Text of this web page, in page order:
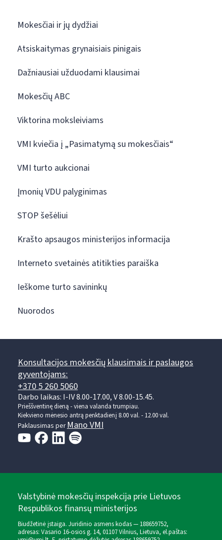
Mokesčiai ir jų dydžiai
Atsiskaitymas grynaisiais pinigais
Dažniausiai užduodami klausimai
Mokesčių ABC
Viktorina moksleiviams
VMI kviečia į „Pasimatymą su mokesčiais“
VMI turto aukcionai
Įmonių VDU palyginimas
STOP šešėliui
Krašto apsaugos ministerijos informacija
Interneto svetainės atitikties paraiška
Ieškome turto savininkų
Nuorodos
Konsultacijos mokesčių klausimais ir paslaugos
gyventojams:
+370 5 260 5060
Darbo laikas: I-IV 8.00-17.00, V 8.00-15.45.
Prieššventinę dieną - viena valanda trumpiau.
Kiekvieno mėnesio antrą penktadienį 8.00 val. - 12.00 val.
Paklausimas perMano VMI
Valstybinė mokesčių inspekcija prie Lietuvos
Respublikos finansų ministerijos
Biudžetinė įstaiga. Juridinio asmens kodas — 188659752,
adresas: Vasario 16-osios g. 14, 01107 Vilnius, Lietuva, el.paštas: